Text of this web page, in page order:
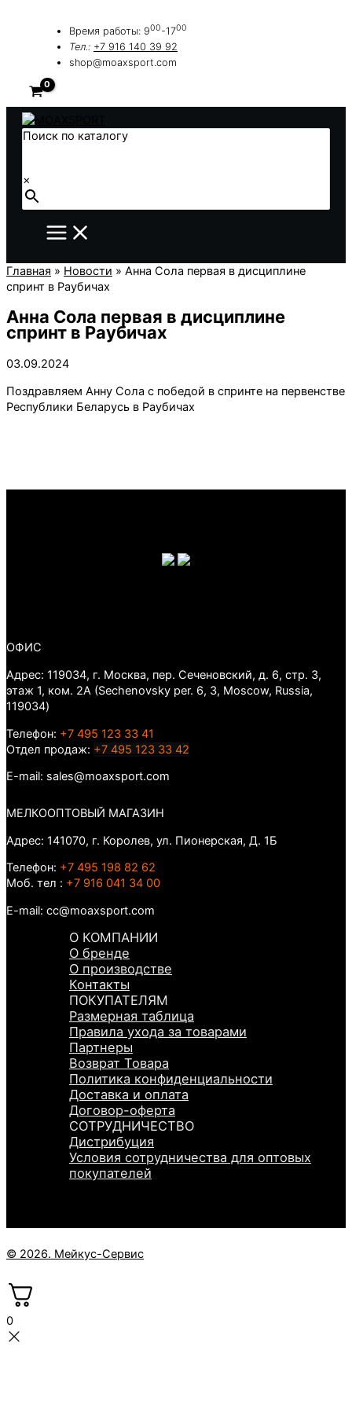
содержимому
Время работы: 900-1700
Тел.: +7 916 140 39 92
shop@moaxsport.com
Поиск по каталогу
×
Главная » Новости » Анна Сола первая в дисциплине
спринт в Раубичах
Анна Сола первая в дисциплине
спринт в Раубичах
03.09.2024
Поздравляем Анну Сола с победой в спринте на первенстве
Республики Беларусь в Раубичах
ОФИС
Адрес: 119034, г. Москва, пер. Сеченовский, д. 6, стр. 3,
этаж 1, ком. 2А (Sechenovsky per. 6, 3, Moscow, Russia,
119034)
Телефон: +7 495 123 33 41
Отдел продаж: +7 495 123 33 42
E-mail: sales@moaxsport.com
МЕЛКООПТОВЫЙ МАГАЗИН
Адрес: 141070, г. Королев, ул. Пионерская, Д. 1Б
Телефон: +7 495 198 82 62
Моб. тел : +7 916 041 34 00
E-mail: cc@moaxsport.com
О КОМПАНИИ
О бренде
О производстве
Контакты
ПОКУПАТЕЛЯМ
Размерная таблица
Правила ухода за товарами
Партнеры
Возврат Товара
Политика конфиденциальности
Доставка и оплата
Договор-оферта
СОТРУДНИЧЕСТВО
Дистрибуция
Условия сотрудничества для оптовых
покупателей
© 2026. Мейкус-Сервис
0